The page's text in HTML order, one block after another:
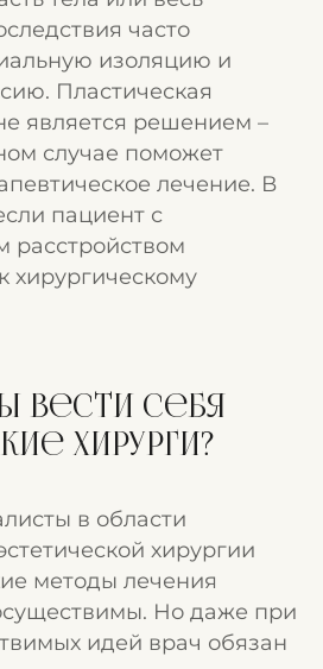
часто
изоляцию и
Пластическая
является решением –
случае поможет
лечение. В
пациент с
расстройством
хирургическому
вести себя
хирурги?
в области
хирургии
методы лечения
Но даже при
идей врач обязан